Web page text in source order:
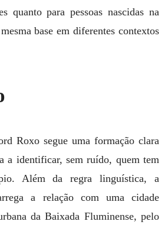
quanto para pessoas nascidas na
base em diferentes contextos
Roxo segue uma formação clara
a identificar, sem ruído, quem tem
Além da regra linguística, a
a relação com uma cidade
da Baixada Fluminense, pelo